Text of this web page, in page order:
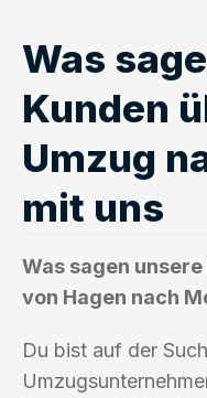
Was
Kunden
Umzug
mit uns
Was sagen
von Hagen nach
Du bist auf der